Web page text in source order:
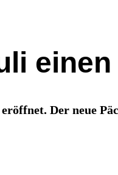
einen
Der neue